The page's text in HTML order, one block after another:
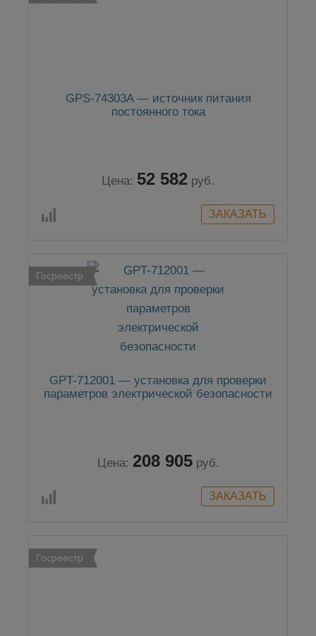
GPS-74303A — источник питания
постоянного тока
Цена: 52 582 руб.
Госреестр
GPT-712001 — установка для проверки
параметров электрической безопасности
Цена: 208 905 руб.
Госреестр